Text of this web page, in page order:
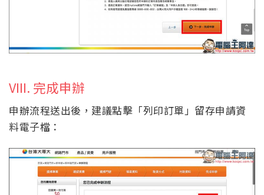
VIII. 完成申辦
申辦流程送出後，建議點擊「列印訂單」留存申請資
料電子檔：